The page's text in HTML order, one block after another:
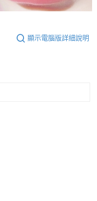
顯示電腦版詳細說明